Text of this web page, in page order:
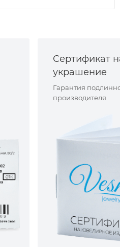
Сертификат
украшение
Гарантия
производителя